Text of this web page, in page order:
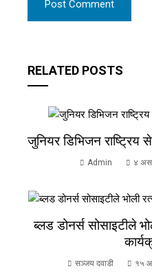
RELATED POSTS
जुनियर डिभिजन राष्ट्रिय
Admin ४
ब्लड डोनर्स सोसाइटीले
सञ्जय दवाडी १५